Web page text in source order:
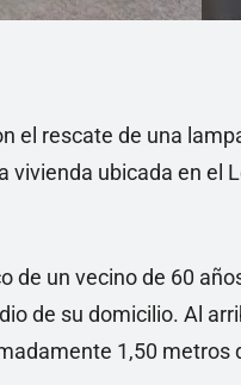
el rescate de una
ubicada en el
un vecino de 60
de su domicilio. Al
1,50 metros